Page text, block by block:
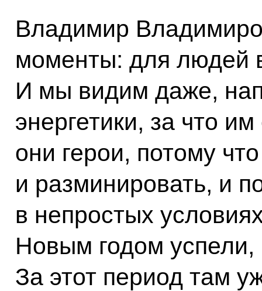
Владимир
моменты: для людей
И мы видим даже,
энергетики, за что
они герои, потому
и разминировать, и
в непростых
Новым годом успели,
За этот период там